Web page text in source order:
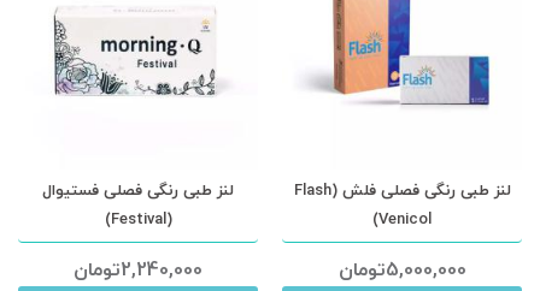
لنز طبی رنگی فصلی فستیوال
(Festival)
2,240,000تومان
لنز طبی رنگی فصلی فلش (Flash
Venicol)
5,000,000تومان